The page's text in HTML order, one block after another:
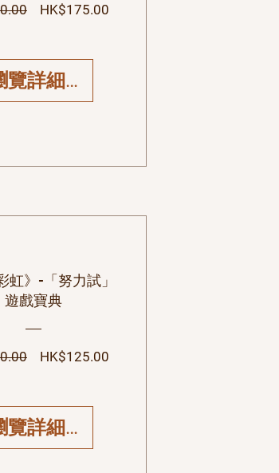
一般價格
HK$175.00
覽詳細資料
虹》-「努力試」
遊戲寶典
一般價格
HK$125.00
覽詳細資料